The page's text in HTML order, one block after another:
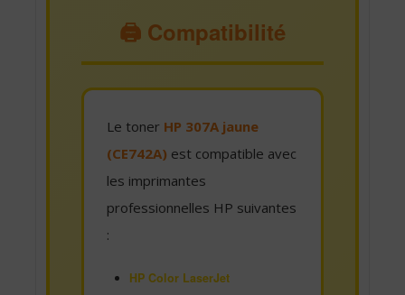
🖨️ Compatibilité
Le toner HP 307A jaune
(CE742A) est compatible avec
les imprimantes
professionnelles HP suivantes
:
HP Color LaserJet